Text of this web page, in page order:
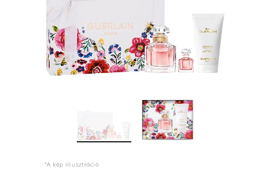
*A kép illusztráció